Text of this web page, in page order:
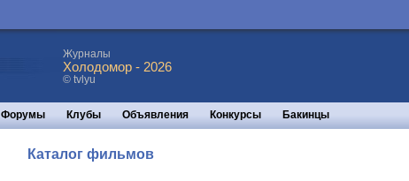
Журналы
Холодомор - 2026
© tvlyu
Форумы Клубы Объявления Конкурсы Бакинцы
Каталог фильмов